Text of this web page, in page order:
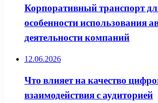
Корпоративный транспорт
особенности использования
деятельности компаний
12.06.2026
Что влияет на качество
взаимодействия с аудиторией